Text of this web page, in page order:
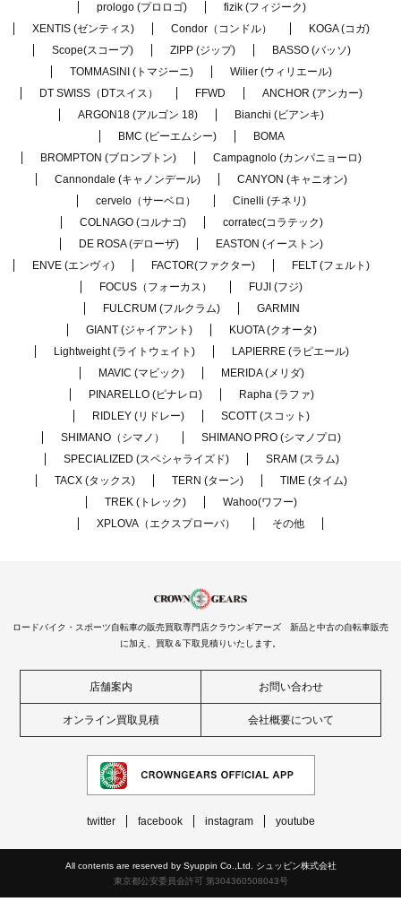
prologo (プロロゴ)
fizik (フィジーク)
XENTIS (ゼンティス)
Condor（コンドル）
KOGA (コガ)
Scope(スコープ)
ZIPP (ジップ)
BASSO (バッソ)
TOMMASINI (トマジーニ)
Wilier (ウィリエール)
DT SWISS（DTスイス）
FFWD
ANCHOR (アンカー)
ARGON18 (アルゴン 18)
Bianchi (ビアンキ)
BMC (ビーエムシー)
BOMA
BROMPTON (ブロンプトン)
Campagnolo (カンパニョーロ)
Cannondale (キャノンデール)
CANYON (キャニオン)
cervelo（サーベロ）
Cinelli (チネリ)
COLNAGO (コルナゴ)
corratec(コラテック)
DE ROSA (デローザ)
EASTON (イーストン)
ENVE (エンヴィ)
FACTOR(ファクター)
FELT (フェルト)
FOCUS（フォーカス）
FUJI (フジ)
FULCRUM (フルクラム)
GARMIN
GIANT (ジャイアント)
KUOTA (クオータ)
Lightweight (ライトウェイト)
LAPIERRE (ラピエール)
MAVIC (マビック)
MERIDA (メリダ)
PINARELLO (ピナレロ)
Rapha (ラファ)
RIDLEY (リドレー)
SCOTT (スコット)
SHIMANO（シマノ）
SHIMANO PRO (シマノプロ)
SPECIALIZED (スペシャライズド)
SRAM (スラム)
TACX (タックス)
TERN (ターン)
TIME (タイム)
TREK (トレック)
Wahoo(ワフー)
XPLOVA（エクスプローバ）
その他
ロードバイク・スポーツ自転車の販売買取専門店クラウンギアーズ 新品と中古の自転車販売
に加え、買取＆下取見積りいたします。
店舗案内 お問い合わせ
オンライン買取見積 会社概要について
twitter facebook instagram youtube
All contents are reserved by Syuppin Co.,Ltd. シュッピン株式会社
東京都公安委員会許可 第304360508043号